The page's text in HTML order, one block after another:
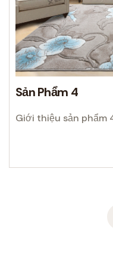
Sản Phẩm 4
Giới thiệu sản phẩm